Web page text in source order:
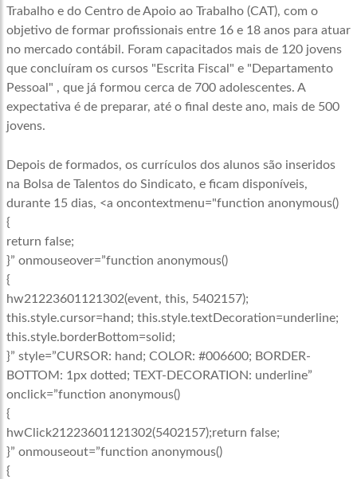
Trabalho e do Centro de Apoio ao Trabalho (CAT), com o
objetivo de formar profissionais entre 16 e 18 anos para atuar
no mercado contábil. Foram capacitados mais de 120 jovens
que concluíram os cursos "Escrita Fiscal" e "Departamento
Pessoal" , que já formou cerca de 700 adolescentes. A
expectativa é de preparar, até o final deste ano, mais de 500
jovens.
Depois de formados, os currículos dos alunos são inseridos
na Bolsa de Talentos do Sindicato, e ficam disponíveis,
durante 15 dias, <a oncontextmenu="function anonymous()
{
return false;
}” onmouseover=”function anonymous()
{
hw21223601121302(event, this, 5402157);
this.style.cursor=hand; this.style.textDecoration=underline;
this.style.borderBottom=solid;
}” style=”CURSOR: hand; COLOR: #006600; BORDER-
BOTTOM: 1px dotted; TEXT-DECORATION: underline”
onclick=”function anonymous()
{
hwClick21223601121302(5402157);return false;
}” onmouseout=”function anonymous()
{